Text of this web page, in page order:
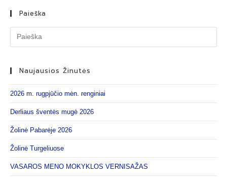
Paieška
Naujausios Žinutės
2026 m. rugpjūčio mėn. renginiai
Derliaus šventės mugė 2026
Žolinė Pabarėje 2026
Žolinė Turgeliuose
VASAROS MENO MOKYKLOS VERNISAŽAS